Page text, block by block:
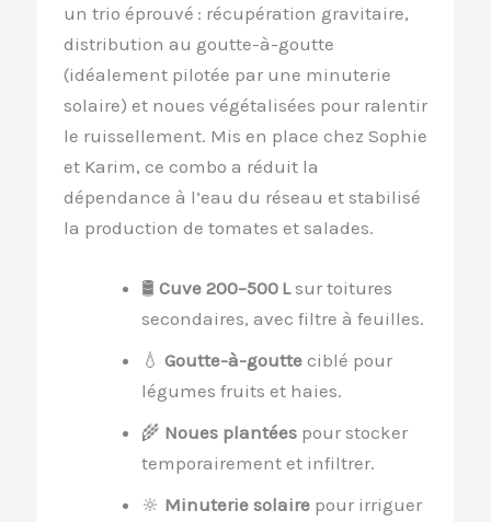
un trio éprouvé : récupération gravitaire,
distribution au goutte-à-goutte
(idéalement pilotée par une minuterie
solaire) et noues végétalisées pour ralentir
le ruissellement. Mis en place chez Sophie
et Karim, ce combo a réduit la
dépendance à l’eau du réseau et stabilisé
la production de tomates et salades.
🛢️ Cuve 200–500 Lsur toitures
secondaires, avec filtre à feuilles.
💧 Goutte-à-goutte ciblé pour
légumes fruits et haies.
🌾 Noues plantées pour stocker
temporairement et infiltrer.
🔆 Minuterie solaire pour irriguer